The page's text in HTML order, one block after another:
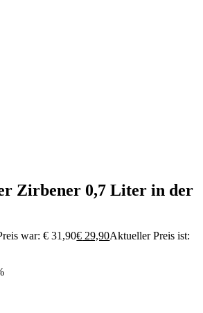
Zirbener 0,7 Liter in der
war: € 31,90€ 29,90Aktueller Preis ist: